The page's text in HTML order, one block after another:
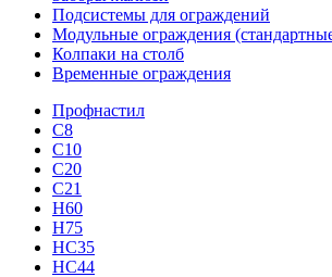
Подсистемы для ограждений
Модульные ограждения
Колпаки на столб
Временные ограждения
Профнастил
С8
С10
С20
С21
H60
H75
HС35
НС44